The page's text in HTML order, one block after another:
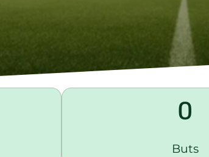
0
Buts